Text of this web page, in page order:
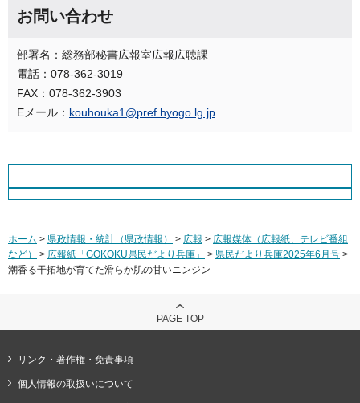
お問い合わせ
部署名：総務部秘書広報室広報広聴課
電話：078-362-3019
FAX：078-362-3903
Eメール： kouhouka1@pref.hyogo.lg.jp
ホーム > 県政情報・統計（県政情報） > 広報 > 広報媒体（広報紙、テレビ番組
など）
> 広報紙「GOKOKU県民だより兵庫」 > 県民だより兵庫2025年6月号 >
潮香る干拓地が育てた滑らか肌の甘いニンジン
PAGE TOP
リンク・著作権・免責事項
個人情報の取扱いについて